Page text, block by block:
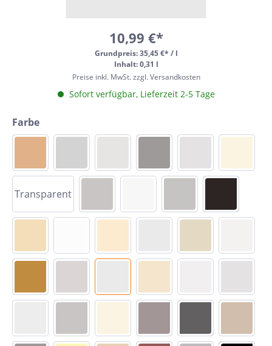
10,99 €*
Grundpreis:35,45 €* / l
Inhalt: 0,31 l
Preise inkl. MwSt. zzgl. Versandkosten
Sofort verfügbar, Lieferzeit 2-5 Tage
Farbe
Transparent